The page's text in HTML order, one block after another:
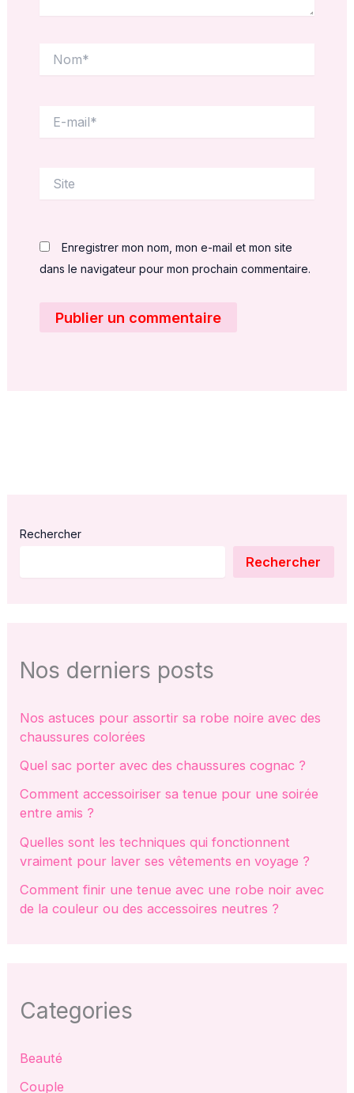
Rechercher
Rechercher
Nos derniers posts
Nos astuces pour assortir sa robe noire avec des
chaussures colorées
Quel sac porter avec des chaussures cognac ?
Comment accessoiriser sa tenue pour une soirée
entre amis ?
Quelles sont les techniques qui fonctionnent
vraiment pour laver ses vêtements en voyage ?
Comment finir une tenue avec une robe noir avec
de la couleur ou des accessoires neutres ?
Categories
Beauté
Couple
mail*
Enregistrer mon nom, mon e-mail et mon site
dans le navigateur pour mon prochain commentaire.